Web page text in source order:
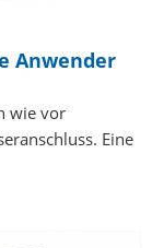
Anwender
wie vor
Eine